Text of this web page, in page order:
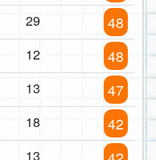
29 48
12 48
13 47
18 42
13